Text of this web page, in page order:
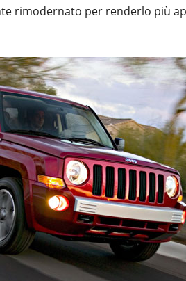
rimodernato per renderlo più